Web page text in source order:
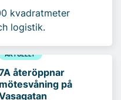
kvadratmeter
logistik.
AKTUELLT
återöppnar
mötesvåning på